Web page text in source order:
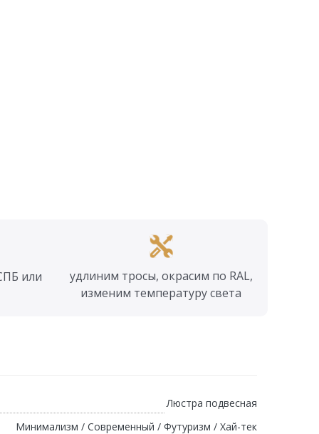
или
удлиним тросы, окрасим по RAL,
изменим температуру света
Люстра подвесная
Минимализм / Современный / Футуризм / Хай-тек